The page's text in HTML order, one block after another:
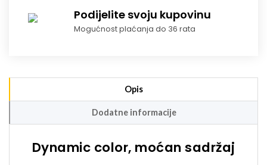
Podijelite svoju kupovinu
Mogućnost plaćanja do 36 rata
Opis
Dodatne informacije
Dynamic color, moćan sadržaj